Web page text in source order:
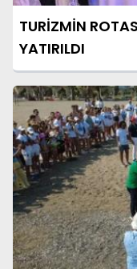
TURİZMİN
YATIRILDI